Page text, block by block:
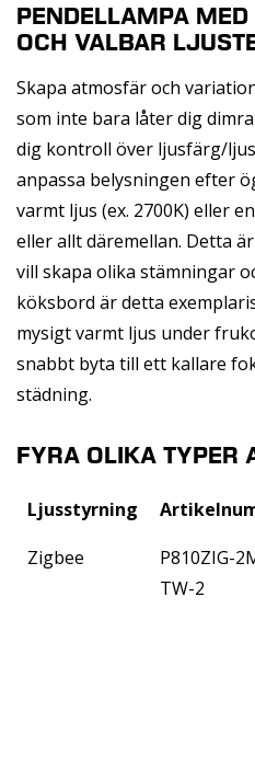
PENDELLAMPA
OCH VALBAR
Skapa atmosfär och
som inte bara låter dig
dig kontroll över ljusfärg/
anpassa belysningen efter
varmt ljus (ex. 2700K) eller
eller allt däremellan. Detta
vill skapa olika stämningar
köksbord är detta
mysigt varmt ljus under
snabbt byta till ett kallare
städning.
FYRA OLIKA TYPER
Ljusstyrning
Zigbee
P810ZIG-
TW-2